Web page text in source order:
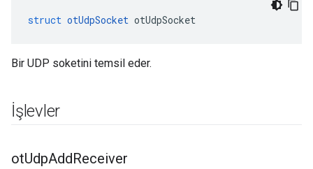
struct otUdpSocket otUdpSocket
Bir UDP soketini temsil eder.
İşlevler
otUdpAddReceiver